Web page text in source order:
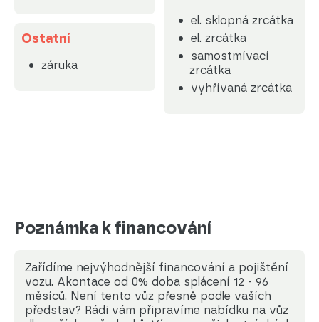
Ostatní
záruka
el. sklopná zrcátka
el. zrcátka
samostmívací
zrcátka
vyhřívaná zrcátka
Poznámka k financování
Zařídíme nejvýhodnější financování a pojištění
vozu. Akontace od 0% doba splácení 12 - 96
měsíců. Není tento vůz přesně podle vaších
představ? Rádi vám připravíme nabídku na vůz